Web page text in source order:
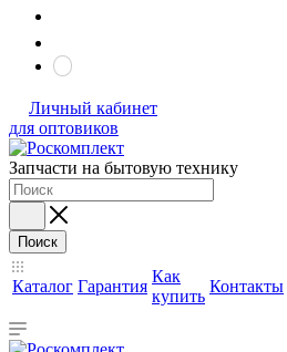
Личный кабинет
для оптовиков
Запчасти на бытовую технику
Поиск
Каталог Гарантия
Как
купить
Контакты